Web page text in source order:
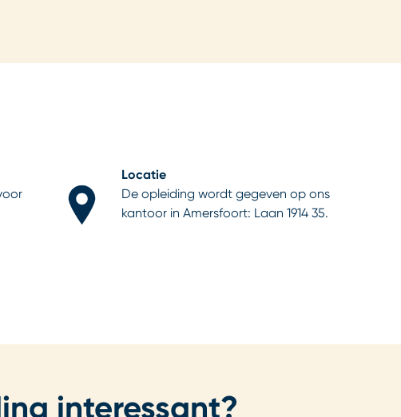
Locatie
De opleiding wordt gegeven op ons
kantoor in Amersfoort: Laan 1914 35.
interessant?